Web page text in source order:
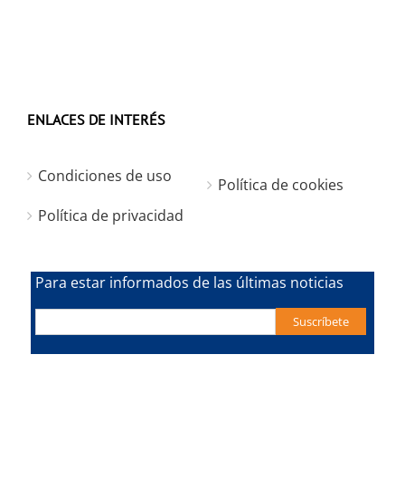
ENLACES DE INTERÉS
Condiciones de uso
Política de privacidad
Política de cookies
Para estar informados de las últimas noticias